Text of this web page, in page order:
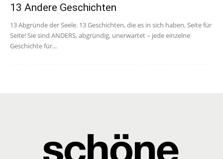
13 Andere Geschichten
13 Abgründe der Seele. 13 Geschichten, die es in sich haben, Seite für
Seite! Sie sind ANDERS, abgründig, unerwartet – jede einzelne
Geschichte für...